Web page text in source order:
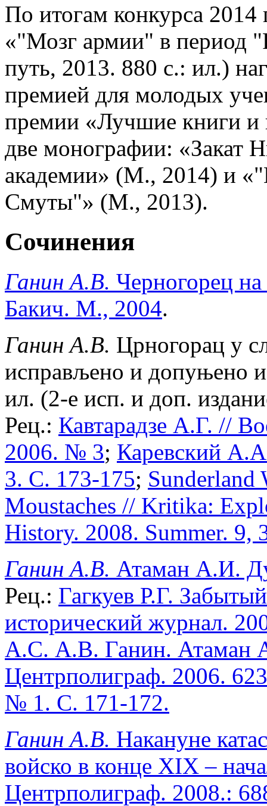
По итогам конкурса
«"Мозг армии" в период
путь, 2013. 880 с.: ил.)
премией для молодых
премии «Лучшие книги и
две монографии: «Закат
академии» (М., 2014) и
Смуты"» (М., 2013).
Сочинения
Ганин А.В. Черногорец на
Бакич. М., 2004.
Ганин А.В. Црногорац у
исправљено и допуњено
ил. (2-е исп. и доп.
Рец.: Кавтарадзе А.Г. //
2006. № 3; Каревский
3. С. 173-175; Sunderland
Moustaches // Kritika:
History. 2008. Summer. 9,
Ганин А.В. Атаман А.И.
Рец.: Гагкуев Р.Г.
исторический журнал.
А.С. А.В. Ганин.
Центрполиграф. 2006.
№ 1. С. 171-172.
Ганин А.В. Накануне
войско в конце XIX –
Центрполиграф. 2008.: